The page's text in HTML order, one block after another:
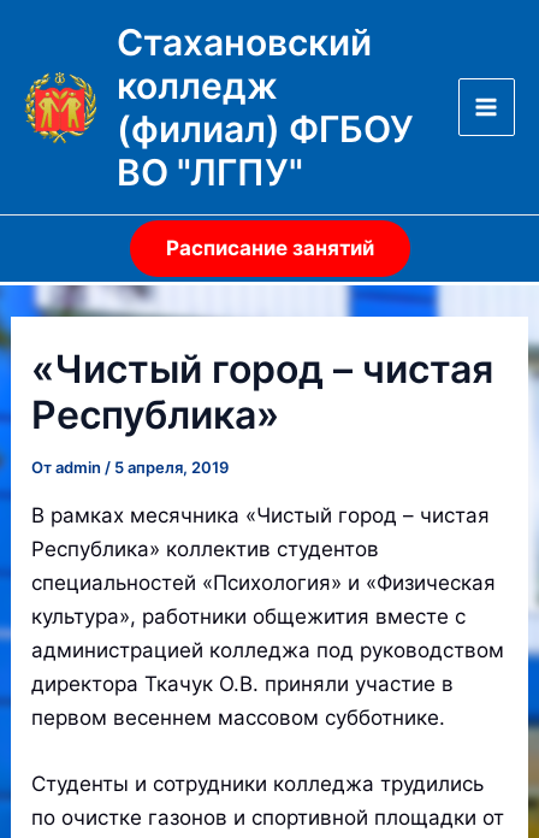
содержимому
Стахановский
колледж
(филиал) ФГБОУ
ВО "ЛГПУ"
Расписание занятий
«Чистый город – чистая
Республика»
Отadmin / 5 апреля, 2019
В рамках месячника «Чистый город – чистая
Республика» коллектив студентов
специальностей «Психология» и «Физическая
культура», работники общежития вместе с
администрацией колледжа под руководством
директора Ткачук О.В. приняли участие в
первом весеннем массовом субботнике.
Студенты и сотрудники колледжа трудились
по очистке газонов и спортивной площадки от